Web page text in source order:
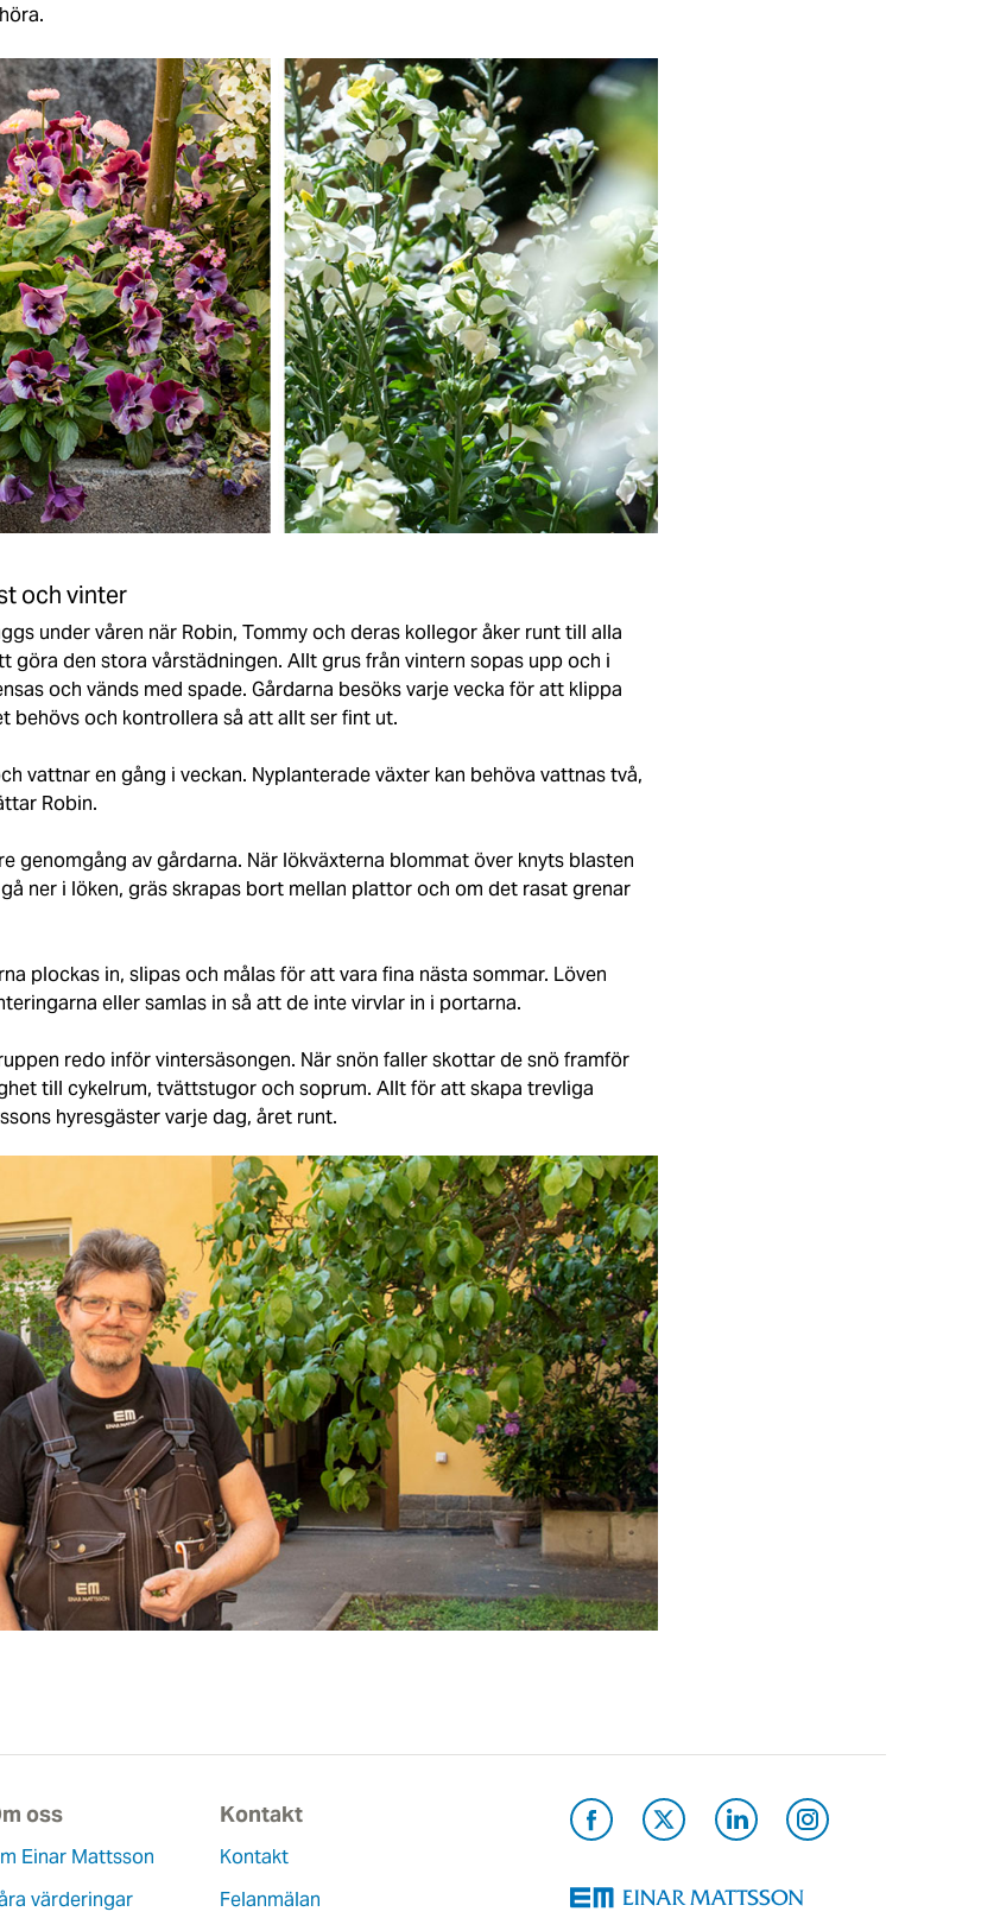
och vinter
under våren när Robin, Tommy och deras kollegor åker runt till alla
göra den stora vårstädningen. Allt grus från vintern sopas upp och i
och vänds med spade. Gårdarna besöks varje vecka för att klippa
behövs och kontrollera så att allt ser fint ut.
vattnar en gång i veckan. Nyplanterade växter kan behöva vattnas två,
Robin.
genomgång av gårdarna. När lökväxterna blommat över knyts blasten
ner i löken, gräs skrapas bort mellan plattor och om det rasat grenar
plockas in, slipas och målas för att vara fina nästa sommar. Löven
eller samlas in så att de inte virvlar in i portarna.
redo inför vintersäsongen. När snön faller skottar de snö framför
till cykelrum, tvättstugor och soprum. Allt för att skapa trevliga
hyresgäster varje dag, året runt.
oss
Einar Mattsson
värderingar
Kontakt
Kontakt
Felanmälan